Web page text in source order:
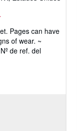
Pages can have
of wear. ~
Nº de ref. del